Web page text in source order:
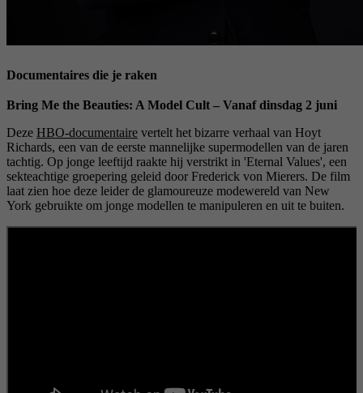
Documentaires die je raken
Bring Me the Beauties: A Model Cult – Vanaf dinsdag 2 juni
Deze HBO-documentaire vertelt het bizarre verhaal van Hoyt
Richards, een van de eerste mannelijke supermodellen van de jaren
tachtig. Op jonge leeftijd raakte hij verstrikt in 'Eternal Values', een
sekteachtige groepering geleid door Frederick von Mierers. De film
laat zien hoe deze leider de glamoureuze modewereld van New
York gebruikte om jonge modellen te manipuleren en uit te buiten.